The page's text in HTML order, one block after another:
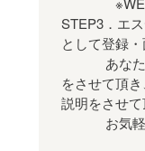
STEP3．エ
として登録・
あなたの
をさせて頂
説明をさせて
お気軽に